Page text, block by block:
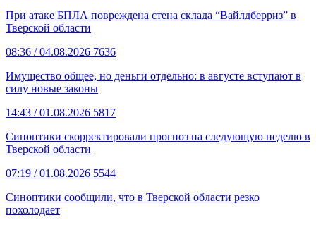
При атаке БПЛА повреждена стена склада “Вайлдберриз” в
Тверской области
08:36 / 04.08.2026 7636
Имущество общее, но деньги отдельно: в августе вступают в
силу новые законы
14:43 / 01.08.2026 5817
Синоптики скорректировали прогноз на следующую неделю в
Тверской области
07:19 / 01.08.2026 5544
Синоптики сообщили, что в Тверской области резко
похолодает